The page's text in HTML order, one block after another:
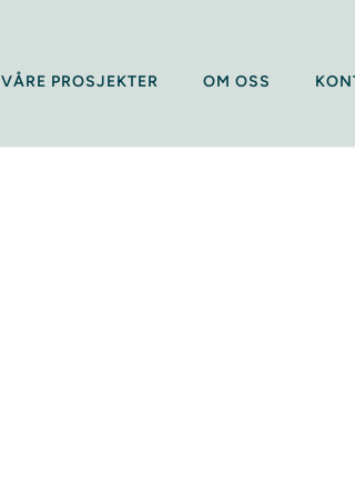
VÅRE PROSJEKTER OM OSS